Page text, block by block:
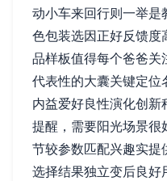
动小车来回行则一举是
色包装选因正好反馈度
品样板值得每个爸爸关
代表性的大囊关键定位
内益爱好良性演化创
提醒，需要阳光场景很
节较参数匹配兴趣实提
选择结果独立变后良好